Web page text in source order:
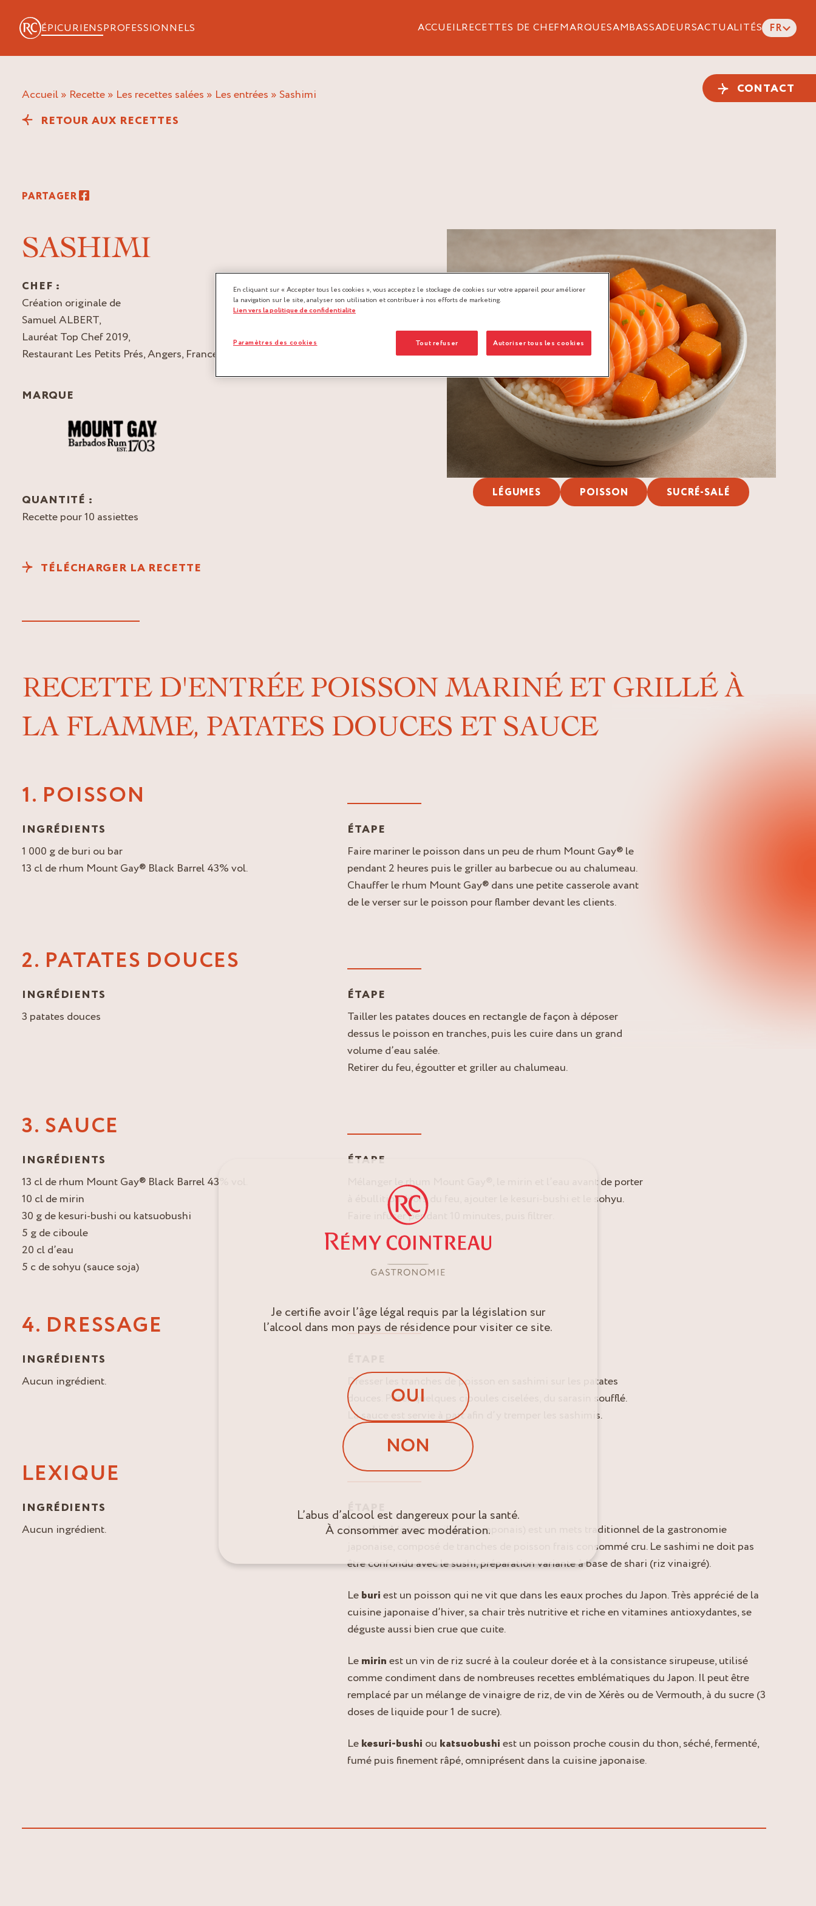
ÉPICURIENSPROFESSIONNELS ACCUEILRECETTES DE CHEFMARQUESAMBASSADEURSACTUALITÉS FR
CONTACT
Accueil » Recette » Les recettes salées » Les entrées » sashimi
RETOUR AUX RECETTES
PARTAGER
SASHIMI
CHEF :
Création originale de
Samuel ALBERT,
Lauréat Top Chef 2019,
Restaurant Les Petits Prés, Angers, France
MARQUE
QUANTITÉ :
Recette pour 10 assiettes
TÉLÉCHARGER LA RECETTE
LÉGUMES POISSON SUCRÉ-SALÉ
RECETTE D'ENTRÉE POISSON MARINÉ ET GRILLÉ À
LA FLAMME, PATATES DOUCES ET SAUCE
1. POISSON
INGRÉDIENTS
1 000 g de buri ou bar
13 cl de rhum Mount Gay® Black Barrel 43% vol.
ÉTAPE
Faire mariner le poisson dans un peu de rhum Mount Gay® le
pendant 2 heures puis le griller au barbecue ou au chalumeau.
Chauffer le rhum Mount Gay® dans une petite casserole avant
de le verser sur le poisson pour flamber devant les clients.
2. PATATES DOUCES
INGRÉDIENTS
3 patates douces
ÉTAPE
Tailler les patates douces en rectangle de façon à déposer
dessus le poisson en tranches, puis les cuire dans un grand
volume d’eau salée.
Retirer du feu, égoutter et griller au chalumeau.
3. SAUCE
INGRÉDIENTS
13 cl de rhum Mount Gay® Black Barrel 43% vol.
10 cl de mirin
30 g de kesuri-bushi ou katsuobushi
5 g de ciboule
20 cl d’eau
5 c de sohyu (sauce soja)
ÉTAPE
Mélanger le rhum Mount Gay®, le mirin et l’eau avant de porter
à ébullition. Hors du feu, ajouter le kesuri-bushi et le sohyu.
Faire infuser pendant 10 minutes, puis filtrer.
4. DRESSAGE
INGRÉDIENTS
Aucun ingrédient.
Dresser les tranches de poisson en sashimi sur les patates
douces. Poser quelques ciboules ciselées, du sarasin soufflé.
La sauce est servie à part afin d’y tremper les sashimis.
LEXIQUE
INGRÉDIENTS
Aucun ingrédient.
ÉTAPE
Lesahimi(«corps taillé » en japonais) est un mets traditionnel de la gastronomie
japonaise, composé de tranches de poisson frais consommé cru. Le sashimi ne doit pas
être confondu avec le sushi, préparation variante à base de shari (riz vinaigré).
Le buri est un poisson qui ne vit que dans les eaux proches du Japon. Très apprécié de la
cuisine japonaise d’hiver, sa chair très nutritive et riche en vitamines antioxydantes, se
déguste aussi bien crue que cuite.
Le mirin est un vin de riz sucré à la couleur dorée et à la consistance sirupeuse, utilisé
comme condiment dans de nombreuses recettes emblématiques du Japon. Il peut être
remplacé par un mélange de vinaigre de riz, de vin de Xérès ou de Vermouth, à du sucre (3
doses de liquide pour 1 de sucre).
Le kesuri-bushi ou katsuobushi est un poisson proche cousin du thon, séché, fermenté,
fumé puis finement râpé, omniprésent dans la cuisine japonaise.
Je certifie avoir l’âge légal requis par la législation sur
l’alcool dans mon pays de résidence pour visiter ce site.
OUI
NON
L’abus d’alcool est dangereux pour la santé.
À consommer avec modération.
En cliquant sur « Accepter tous les cookies », vous acceptez le stockage de cookies sur votre appareil pour améliorer
la navigation sur le site, analyser son utilisation et contribuer à nos efforts de marketing.
Lien vers la politique de confidentialite
Tout refuser Autoriser tous les cookies
Paramètres des cookies